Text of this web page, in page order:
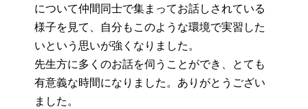
について仲間同士で集まってお話しされている
様子を見て、自分もこのような環境で実習した
いという思いが強くなりました。
先生方に多くのお話を伺うことができ、とても
有意義な時間になりました。ありがとうござい
ました。